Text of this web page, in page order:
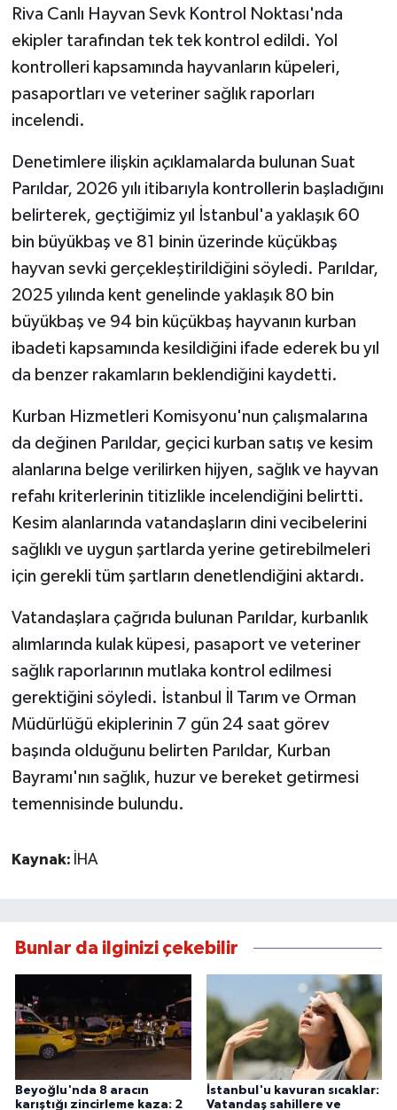
Riva Canlı Hayvan Sevk Kontrol Noktası'nda
ekipler tarafından tek tek kontrol edildi. Yol
kontrolleri kapsamında hayvanların küpeleri,
pasaportları ve veteriner sağlık raporları
incelendi.
Denetimlere ilişkin açıklamalarda bulunan Suat
Parıldar, 2026 yılı itibarıyla kontrollerin başladığını
belirterek, geçtiğimiz yıl İstanbul'a yaklaşık 60
bin büyükbaş ve 81 binin üzerinde küçükbaş
hayvan sevki gerçekleştirildiğini söyledi. Parıldar,
2025 yılında kent genelinde yaklaşık 80 bin
büyükbaş ve 94 bin küçükbaş hayvanın kurban
ibadeti kapsamında kesildiğini ifade ederek bu yıl
da benzer rakamların beklendiğini kaydetti.
Kurban Hizmetleri Komisyonu'nun çalışmalarına
da değinen Parıldar, geçici kurban satış ve kesim
alanlarına belge verilirken hijyen, sağlık ve hayvan
refahı kriterlerinin titizlikle incelendiğini belirtti.
Kesim alanlarında vatandaşların dini vecibelerini
sağlıklı ve uygun şartlarda yerine getirebilmeleri
için gerekli tüm şartların denetlendiğini aktardı.
Vatandaşlara çağrıda bulunan Parıldar, kurbanlık
alımlarında kulak küpesi, pasaport ve veteriner
sağlık raporlarının mutlaka kontrol edilmesi
gerektiğini söyledi. İstanbul İl Tarım ve Orman
Müdürlüğü ekiplerinin 7 gün 24 saat görev
başında olduğunu belirten Parıldar, Kurban
Bayramı'nın sağlık, huzur ve bereket getirmesi
temennisinde bulundu.
Kaynak: İHA
Bunlar da ilginizi çekebilir
Beyoğlu'nda 8 aracın
karıştığı zincirleme kaza: 2
İstanbul'u kavuran sıcaklar:
Vatandaş sahillere ve